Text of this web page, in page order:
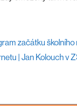
začátku školního
| Jan Kolouch v